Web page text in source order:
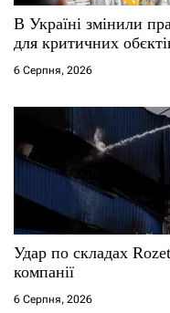
і
в
В Україні змінили
для критичних
6 Серпня, 2026
Удар по складах
компанії
6 Серпня, 2026